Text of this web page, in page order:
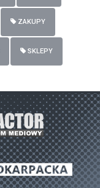
ZAKUPY
SKLEPY